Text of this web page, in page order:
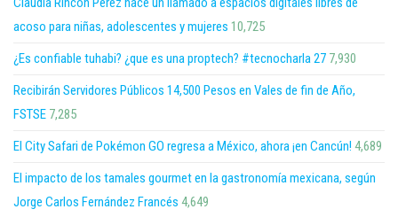
acoso para niñas, adolescentes y mujeres 10,725
¿Es confiable tuhabi? ¿que es una proptech? #tecnocharla 27 7,930
Recibirán Servidores Públicos 14,500 Pesos en Vales de fin de Año,
FSTSE 7,285
El City Safari de Pokémon GO regresa a México, ahora ¡en Cancún! 4,689
El impacto de los tamales gourmet en la gastronomía mexicana, según
Jorge Carlos Fernández Francés 4,649